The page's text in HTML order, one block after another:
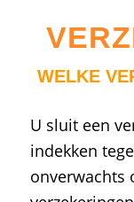
WELKE
U sluit een
indekken
onverwachts